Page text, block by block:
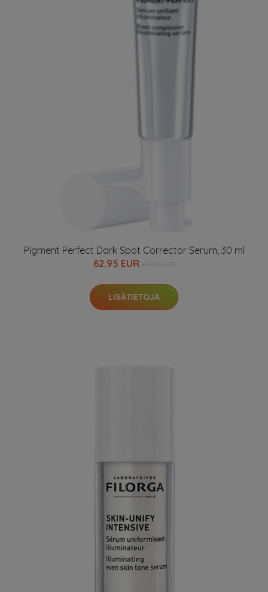
Pigment Perfect Dark Spot Corrector Serum, 30 ml
62.95 EUR
LISÄTIETOJA